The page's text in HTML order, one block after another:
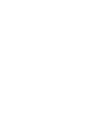
optie is momenteel niet